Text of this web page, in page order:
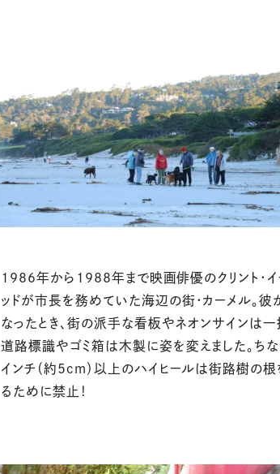
1986年から1988年まで映画俳優のクリント・イ
ッドが市長を務めていた海辺の街・カーメル。彼
なったとき、街の派手な看板やネオンサインは一
道路標識やゴミ箱は木製に姿を変えました。ちな
インチ（約5cm）以上のハイヒールは街路樹の
るために禁止！